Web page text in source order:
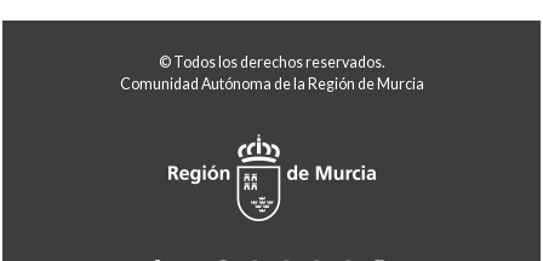
© Todos los derechos reservados.
Comunidad Autónoma de la Región de Murcia